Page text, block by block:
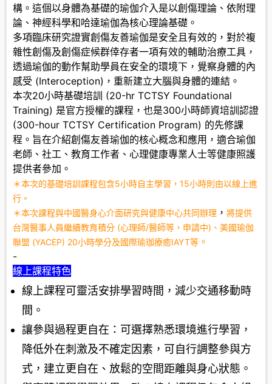
構。這個以身體為基礎的瑜伽介入是以創傷理論、依附理
論、神經科學和哈達瑜伽為核心理論基礎。
多項臨床研究證實創傷友善瑜伽是安全且有效的，對於複
雜性創傷及創傷症候群倖存者一項有效的輔助治療工具，
透過瑜伽的動作幫助學員在安全的環境下，覺察身體的內
感受 (Interoception)，重新建立大腦與身體的連結。
本次20小時基礎培訓 (20-hr TCTSY Foundational
Training) 是官方授權的課程，也是300小時師資培訓認證
(300-hour TCTSY Certification Program) 的先修課
程。旨在介紹創傷友善瑜伽的核心概念和應用，適合瑜伽
老師、社工、教育工作者、心理健康專業人士等健康照護
提供者參加。
＊本次的基礎培訓課程包含5小時自主學習，15小時則由以線上進
行。
＊本次課程與中國醫身心介面研究與健康中心共同辦理 ， 將提供
台灣醫事人員繼續教育積分 (心理師/醫師等，申請中)、美國瑜伽
聯盟 (YACEP) 20小時學分及國際瑜珈療癒IAYT等 。
-
線上課程特色
線上課程可靈活安排學習時間，減少交通移動時
間。
讓參與過程更自在：可選擇熟悉環境進行學習，
降低外在刺激及不確定因素，可自行調整參與方
式，建立更自在、放鬆的空間距離與身心狀態。